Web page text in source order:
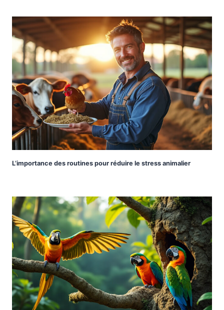
L’importance des routines pour réduire le stress animalier